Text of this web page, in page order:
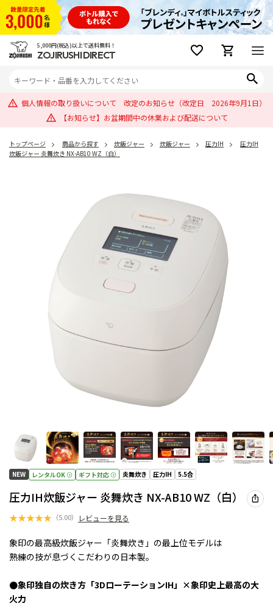
5,000円(税込)以上で送料無料！
ZOJIRUSHI DIRECT
個人情報の取り扱いについて 改定のお知らせ（改定日 2026年9月1日）
【お知らせ】お盆期間中の休業および配送について
トップページ 商品から探す 炊飯ジャー 炊飯ジャー 圧力IH
圧力IH
炊飯ジャー 炎舞炊き NX-AB10 WZ（白）
NEW レンタルOK ギフト対応 炎舞炊き 圧力IH 5.5合
圧力IH炊飯ジャー 炎舞炊き NX-AB10 WZ（白）
★★★★★ （5.00） レビューを見る
象印の最高級炊飯ジャー「炎舞炊き」の最上位モデルは
熟練の技が息づくこだわりの日本製。
●象印独自の炊き方「3DローテーションIH」×象印史上最高の大
火力